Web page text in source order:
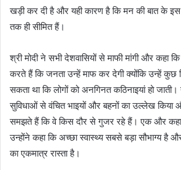
खड़ी कर दी है और यही कारण है कि मन की बात के
तक ही सीमित हैं।
श्री मोदी ने सभी देशवासियों से माफी मांगी और कहा
करते हैं कि जनता उन्हें माफ कर देगी क्योंकि उन्हें कुछ
सकता था कि लोगों को अनगिनत कठिनाइयां हो
सुविधाओं से वंचित भाइयों और बहनों का उल्लेख किया
समझते हैं कि वे किस दौर से गुजर रहे हैं। एक और
उन्होंने कहा कि अच्छा स्वास्थ्य सबसे बड़ा सौभाग्य है
का एकमात्र रास्ता है।